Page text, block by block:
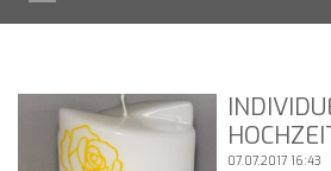
07.07.2017 16:43